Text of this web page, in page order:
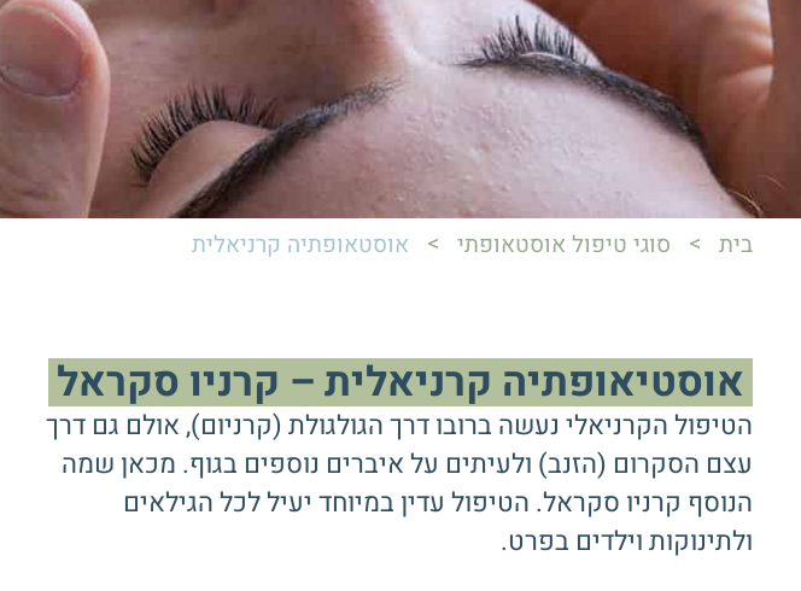
בית > סוגי טיפול אוסטאופתי > אוסטאופתיה קרניאלית
אוסטיאופתיה קרניאלית – קרניו סקראל
הטיפול הקרניאלי נעשה ברובו דרך הגולגולת (קרניום), אולם גם דרך
עצם הסקרום (הזנב) ולעיתים על איברים נוספים בגוף. מכאן שמה
הנוסף קרניו סקראל. הטיפול עדין במיוחד יעיל לכל הגילאים
ולתינוקות וילדים בפרט.